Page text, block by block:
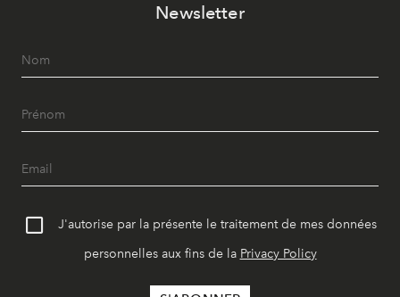
Newsletter
J'autorise par la présente le traitement de mes données
personnelles aux fins de la Privacy Policy